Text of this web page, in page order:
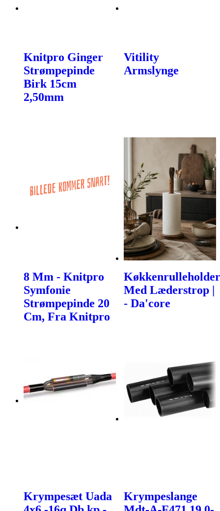
Knitpro Ginger
Strømpepinde
Birk 15cm
2,50mm
Vitility
Armslynge
8 Mm - Knitpro
Symfonie
Strømpepinde 20
Cm, Fra Knitpro
Køkkenrulleholder
Med Læderstrop |
- Da'core
Krympesæt Uada
Krympeslange